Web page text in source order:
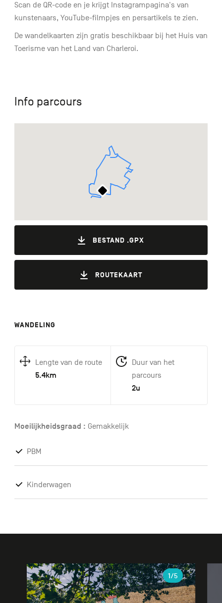
Scan de QR-code en je krijgt Instagrampagina's van
kunstenaars, YouTube-filmpjes en persartikels te zien.
De wandelkaarten zijn gratis beschikbaar bij het Huis van
Toerisme van het Land van Charleroi.
Info parcours
BESTAND .GPX
ROUTEKAART
WANDELING
Lengte van de route
5.4km
Duur van het
parcours
2u
Moeilijkheidsgraad : Gemakkelijk
PBM
Kinderwagen
Galerie
1/5